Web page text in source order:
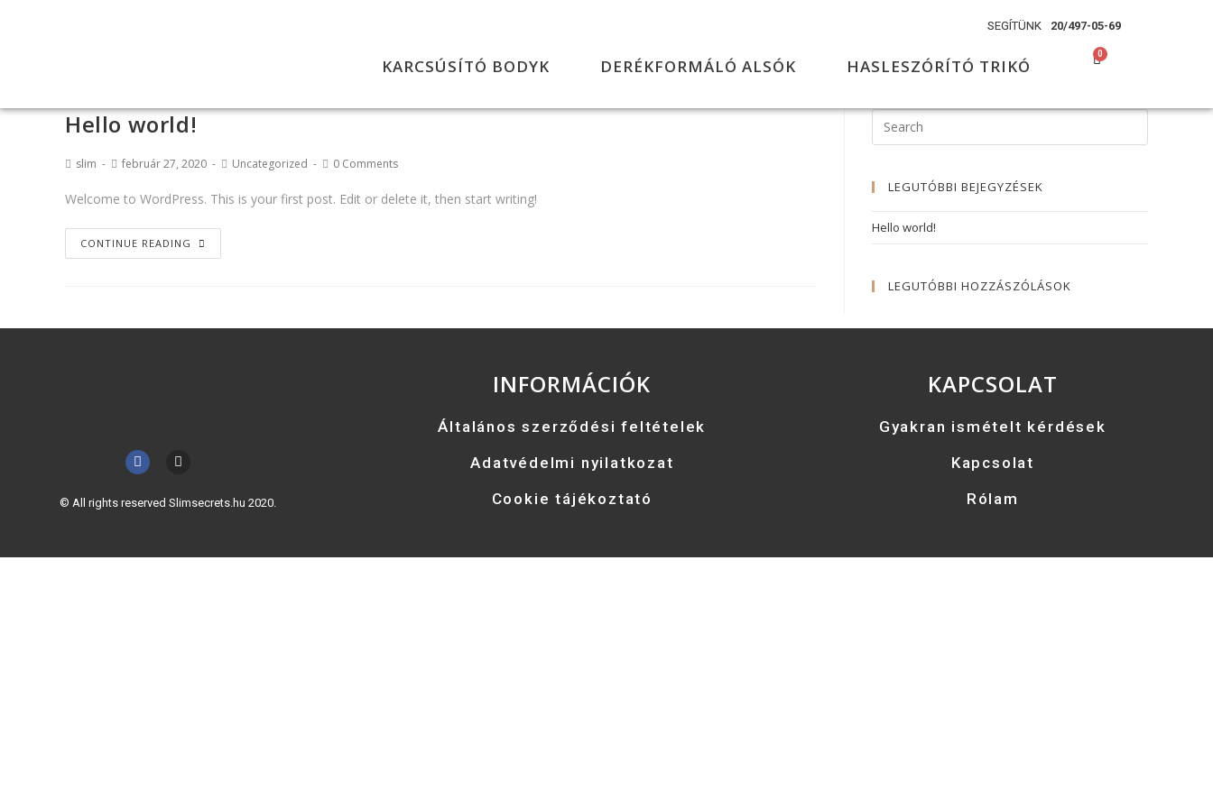
SEGÍTÜNK 20/497-05-69
KARCSÚSÍTÓ BODYK DERÉKFORMÁLÓ ALSÓK HASLESZÓRÍTÓ TRIKÓ
Hello world!
slim február 27, 2020 Uncategorized 0 Comments
Welcome to WordPress. This is your first post. Edit or delete it, then start writing!
CONTINUE READING
LEGUTÓBBI BEJEGYZÉSEK
Hello world!
LEGUTÓBBI HOZZÁSZÓLÁSOK
© All rights reserved Slimsecrets.hu 2020.
INFORMÁCIÓK
Általános szerződési feltételek
Adatvédelmi nyilatkozat
Cookie tájékoztató
KAPCSOLAT
Gyakran ismételt kérdések
Kapcsolat
Rólam